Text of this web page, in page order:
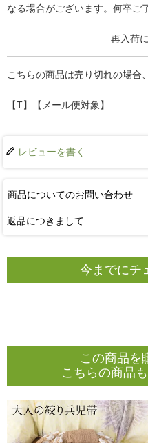
なる場合がございます。何卒ご
再入荷
こちらの商品は売り切れの場合
【T】【メール便対象】
レビューを書く
商品についてのお問い合わせ
返品につきまして
今までにチ
この商品を
こちらの商品